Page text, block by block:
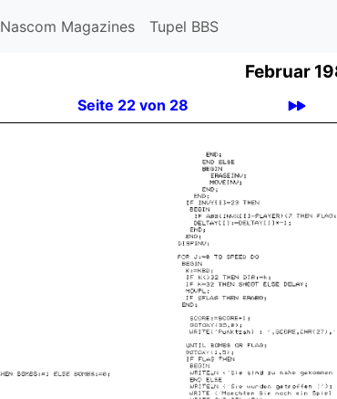
Nascom Magazines Tupel BBS
Februar
Seite 22 von 28